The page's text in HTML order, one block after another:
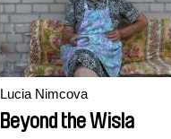
Lucia Nimcova
Beyond the Wisla